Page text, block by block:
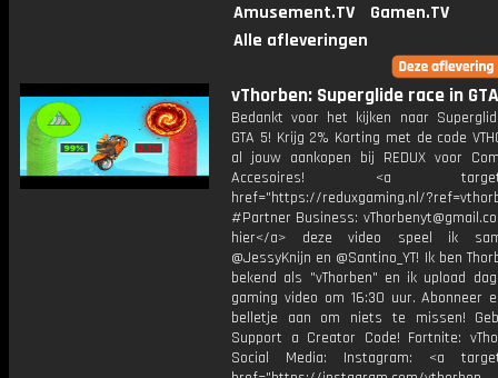
Amusement.TV
Gamen.TV
Alle afleveringen
vThorben: Superglide race in
Bedankt voor het kijken naar
GTA 5! Krijg 2% Korting met de code
al jouw aankopen bij REDUX voor
Accesoires! <a
href="https://reduxgaming.nl/
#Partner Business:
hier</a> deze video speel ik
@JessyKnijn en @Santino_YT! Ik ben
bekend als "vThorben" en ik upload
gaming video om 16:30 uur. Abonneer
belletje aan om niets te missen!
Support a Creator Code! Fortnite:
Social Media: Instagram: <a